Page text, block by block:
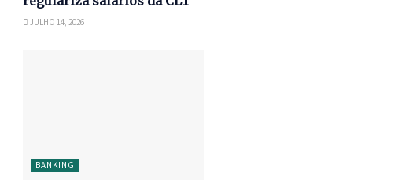
JULHO 14, 2026
BANKING